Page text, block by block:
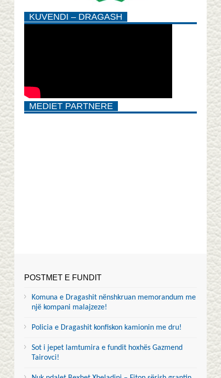
KUVENDI – DRAGASH
MEDIET PARTNERE
POSTMET E FUNDIT
Komuna e Dragashit nënshkruan memorandum me
një kompani malajzeze!
Policia e Dragashit konfiskon kamionin me dru!
Sot i jepet lamtumira e fundit hoxhës Gazmend
Tairovci!